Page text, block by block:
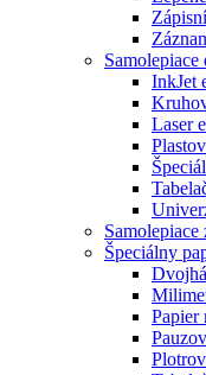
Samolepiace
InkJet
Laser
Samolepiace
Špeciálny
Papier